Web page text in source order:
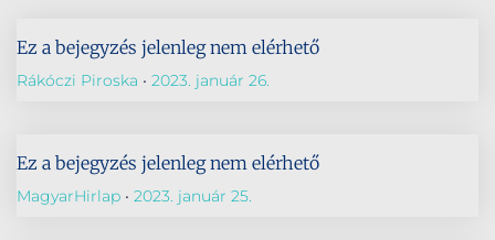
Ez a bejegyzés jelenleg nem elérhető
Rákóczi Piroska 2023. január 26.
Ez a bejegyzés jelenleg nem elérhető
MagyarHirlap 2023. január 25.